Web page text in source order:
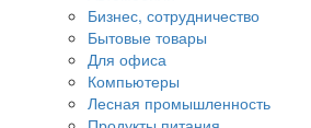
Бизнес, сотрудничество
Бытовые товары
Для офиса
Компьютеры
Лесная промышленность